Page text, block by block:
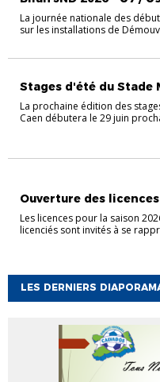
La journée nationale des
sur les installations de
Stages d'été du Stade
La prochaine édition des
Caen débutera le 29 juin
Ouverture des licences
Les licences pour la saison
licenciés sont invités à se
LES DERNIERS